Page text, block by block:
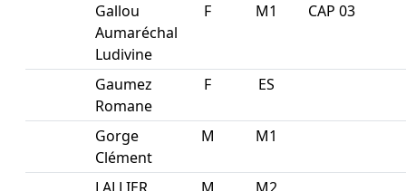
Gallou
Aumaréchal
Ludivine
F M1 CAP 03
Gaumez
Romane
F ES
Gorge
Clément
M M1